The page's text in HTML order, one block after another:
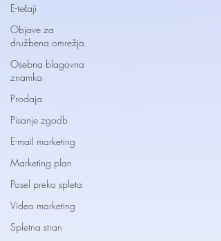
E-tečaji
Objave za
družbena omrežja
Osebna blagovna
znamka
Prodaja
Pisanje zgodb
E-mail marketing
Marketing plan
Posel preko spleta
Video marketing
Spletna stran